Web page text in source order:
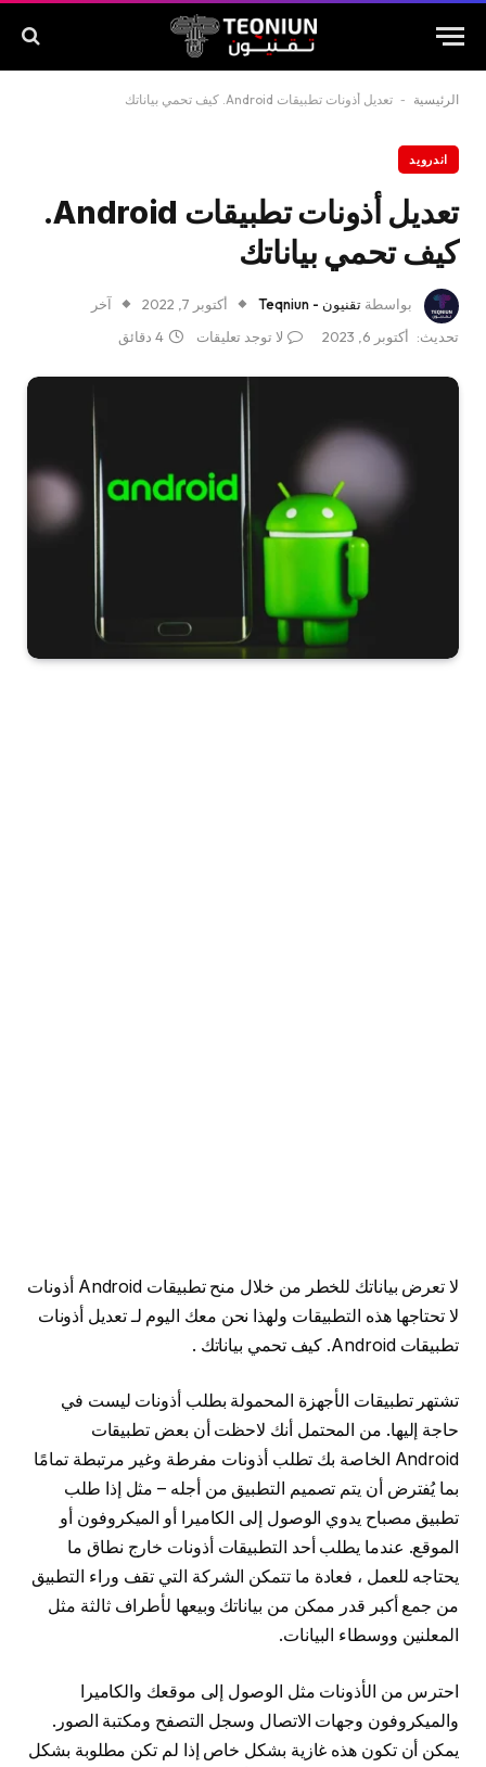
الرئيسية - تعديل أذونات تطبيقات Android. كيف تحمي بياناتك
اندرويد
تعديل أذونات تطبيقات Android.
كيف تحمي بياناتك
بواسطة تقنيون - Teqniun أكتوبر 7, 2022
آخر
تحديث:
أكتوبر 6, 2023 لا توجد تعليقات 4 دقائق
لا تعرض بياناتك للخطر من خلال منح تطبيقات Android أذونات
لا تحتاجها هذه التطبيقات ولهذا نحن معك اليوم لـ تعديل أذونات
تطبيقات Android. كيف تحمي بياناتك .
تشتهر تطبيقات الأجهزة المحمولة بطلب أذونات ليست في
حاجة إليها. من المحتمل أنك لاحظت أن بعض تطبيقات
Android الخاصة بك تطلب أذونات مفرطة وغير مرتبطة تمامًا
بما يُفترض أن يتم تصميم التطبيق من أجله – مثل إذا طلب
تطبيق مصباح يدوي الوصول إلى الكاميرا أو الميكروفون أو
الموقع. عندما يطلب أحد التطبيقات أذونات خارج نطاق ما
يحتاجه للعمل ، فعادة ما تتمكن الشركة التي تقف وراء التطبيق
من جمع أكبر قدر ممكن من بياناتك وبيعها لأطراف ثالثة مثل
المعلنين ووسطاء البيانات.
احترس من الأذونات مثل الوصول إلى موقعك والكاميرا
والميكروفون وجهات الاتصال وسجل التصفح ومكتبة الصور.
يمكن أن تكون هذه غازية بشكل خاص إذا لم تكن مطلوبة بشكل